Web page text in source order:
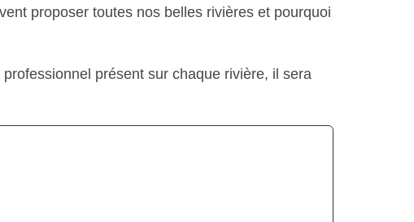
proposer toutes nos belles rivières et pourquoi
présent sur chaque rivière, il sera